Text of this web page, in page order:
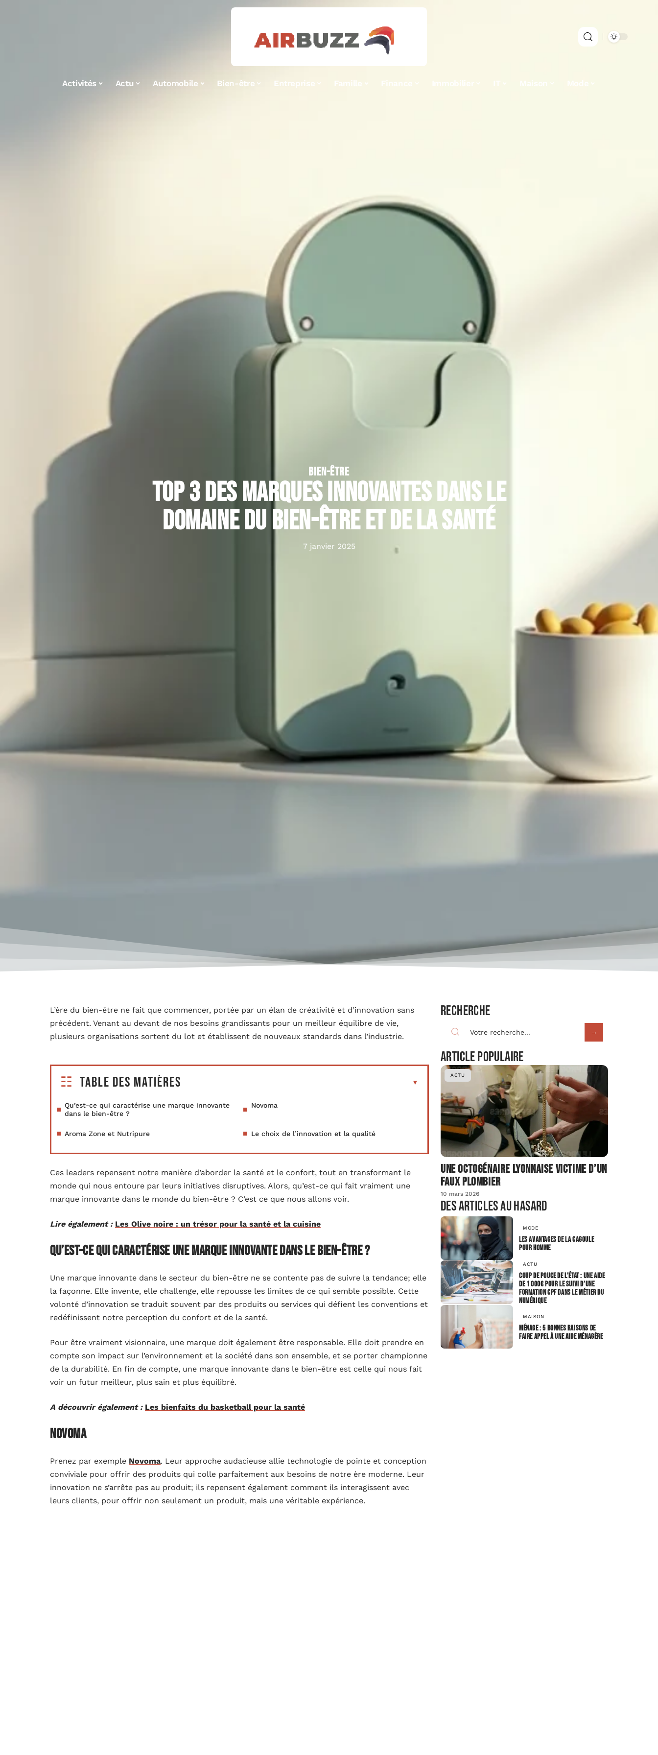
Activités Actu Automobile Bien-être Entreprise Famille Finance Immobilier IT Maison Mode
BIEN-ÊTRE
Top 3 des marques innovantes dans le
domaine du bien-être et de la santé
7 janvier 2025
L’ère du bien-être ne fait que commencer, portée par un élan de créativité et d’innovation sans
précédent. Venant au devant de nos besoins grandissants pour un meilleur équilibre de vie,
plusieurs organisations sortent du lot et établissent de nouveaux standards dans l’industrie.
Table des matières
Qu’est-ce qui caractérise une marque innovante
dans le bien-être ?
Novoma
Aroma Zone et Nutripure Le choix de l’innovation et la qualité
Ces leaders repensent notre manière d’aborder la santé et le confort, tout en transformant le
monde qui nous entoure par leurs initiatives disruptives. Alors, qu’est-ce qui fait vraiment une
marque innovante dans le monde du bien-être ? C’est ce que nous allons voir.
Lire également : Les Olive noire : un trésor pour la santé et la cuisine
Qu’est-ce qui caractérise une marque innovante dans le bien-être ?
Une marque innovante dans le secteur du bien-être ne se contente pas de suivre la tendance; elle
la façonne. Elle invente, elle challenge, elle repousse les limites de ce qui semble possible. Cette
volonté d’innovation se traduit souvent par des produits ou services qui défient les conventions et
redéfinissent notre perception du confort et de la santé.
Pour être vraiment visionnaire, une marque doit également être responsable. Elle doit prendre en
compte son impact sur l’environnement et la société dans son ensemble, et se porter championne
de la durabilité. En fin de compte, une marque innovante dans le bien-être est celle qui nous fait
voir un futur meilleur, plus sain et plus équilibré.
A découvrir également : Les bienfaits du basketball pour la santé
Novoma
Prenez par exemple Novoma. Leur approche audacieuse allie technologie de pointe et conception
conviviale pour offrir des produits qui colle parfaitement aux besoins de notre ère moderne. Leur
innovation ne s’arrête pas au produit; ils repensent également comment ils interagissent avec
leurs clients, pour offrir non seulement un produit, mais une véritable expérience.
Recherche
Article populaire
ACTU
Une octogénaire lyonnaise victime d’un
faux plombier
10 mars 2026
Des articles au hasard
MODE
Les avantages de la cagoule
pour homme
ACTU
Coup de pouce de l’État : une aide
de 1 000€ pour le suivi d’une
formation CPF dans le métier du
numérique
MAISON
Ménage : 5 bonnes raisons de
faire appel à une aide ménagère